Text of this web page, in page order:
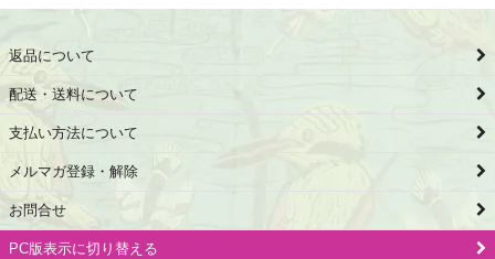
返品について
配送・送料について
支払い方法について
メルマガ登録・解除
お問合せ
PC版表示に切り替える